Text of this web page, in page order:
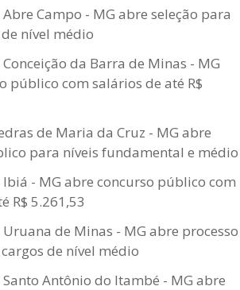
Campo - MG abre seleção para
nível médio
da Barra de Minas - MG
público com salários de até R$
de Maria da Cruz - MG abre
para níveis fundamental e médio
- MG abre concurso público com
R$ 5.261,53
de Minas - MG abre processo
de nível médio
Antônio do Itambé - MG abre